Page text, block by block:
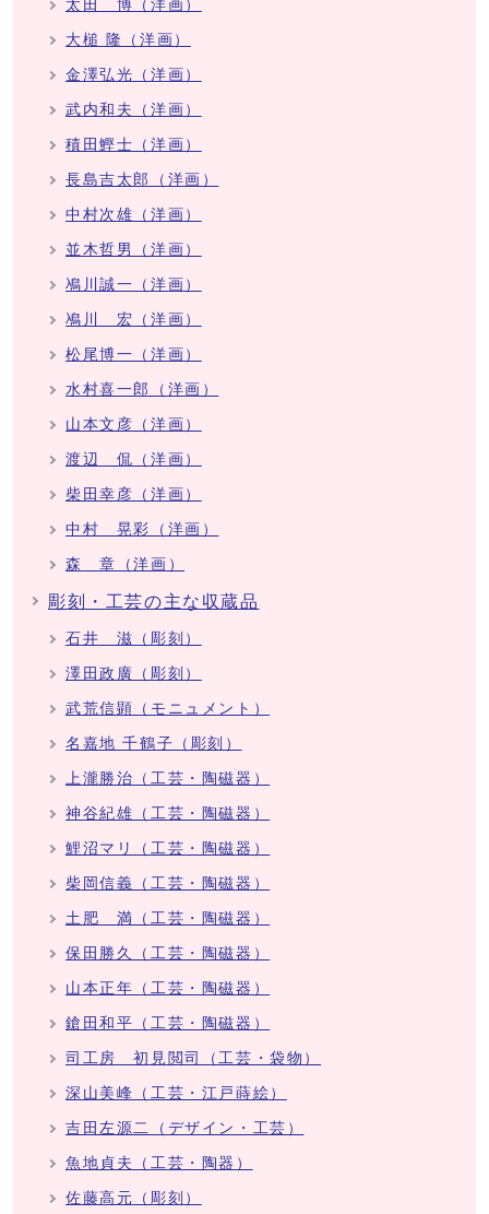
太田 博（洋画）
大槌 隆（洋画）
金澤弘光（洋画）
武内和夫（洋画）
積田鰹士（洋画）
長島吉太郎（洋画）
中村次雄（洋画）
並木哲男（洋画）
鳰川誠一（洋画）
鳰川 宏（洋画）
松尾博一（洋画）
水村喜一郎（洋画）
山本文彦（洋画）
渡辺 侃（洋画）
柴田幸彦（洋画）
中村 晃彩（洋画）
森 章（洋画）
彫刻・工芸の主な収蔵品
石井 滋（彫刻）
澤田政廣（彫刻）
武荒信顕（モニュメント）
名嘉地 千鶴子（彫刻）
上瀧勝治（工芸・陶磁器）
神谷紀雄（工芸・陶磁器）
鯉沼マリ（工芸・陶磁器）
柴岡信義（工芸・陶磁器）
土肥 満（工芸・陶磁器）
保田勝久（工芸・陶磁器）
山本正年（工芸・陶磁器）
鎗田和平（工芸・陶磁器）
司工房 初見閲司（工芸・袋物）
深山美峰（工芸・江戸蒔絵）
吉田左源二（デザイン・工芸）
魚地貞夫（工芸・陶器）
佐藤高元（彫刻）